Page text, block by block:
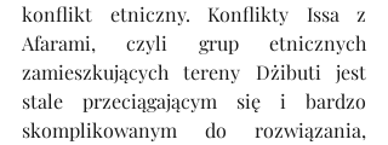
konflikt etniczny. Konflikty Issa z
Afarami, czyli grup etnicznych
zamieszkujących tereny Dżibuti jest
stale przeciągającym się i bardzo
skomplikowanym do rozwiązania,